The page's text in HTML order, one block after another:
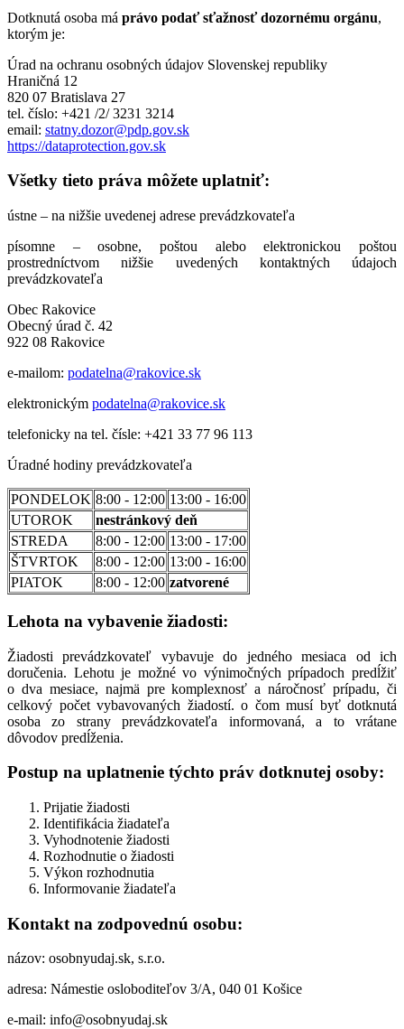
Dotknutá osoba má právo podať sťažnosť dozornému orgánu,
ktorým je:
Úrad na ochranu osobných údajov Slovenskej republiky
Hraničná 12
820 07 Bratislava 27
tel. číslo: +421 /2/ 3231 3214
email: statny.dozor@pdp.gov.sk
https://dataprotection.gov.sk
Všetky tieto práva môžete uplatniť:
ústne – na nižšie uvedenej adrese prevádzkovateľa
písomne – osobne, poštou alebo elektronickou poštou
prostredníctvom nižšie uvedených kontaktných údajoch
prevádzkovateľa
Obec Rakovice
Obecný úrad č. 42
922 08 Rakovice
e-mailom: podatelna@rakovice.sk
elektronickým podatelna@rakovice.sk
telefonicky na tel. čísle: +421 33 77 96 113
Úradné hodiny prevádzkovateľa
PONDELOK 8:00 - 12:00 13:00 - 16:00
UTOROK
nestránkový deň
STREDA
8:00 - 12:00 13:00 - 17:00
ŠTVRTOK
8:00 - 12:00 13:00 - 16:00
PIATOK
8:00 - 12:00 zatvorené
Lehota na vybavenie žiadosti:
Žiadosti prevádzkovateľ vybavuje do jedného mesiaca od ich
doručenia. Lehotu je možné vo výnimočných prípadoch predĺžiť
o dva mesiace, najmä pre komplexnosť a náročnosť prípadu, či
celkový počet vybavovaných žiadostí. o čom musí byť dotknutá
osoba zo strany prevádzkovateľa informovaná, a to vrátane
dôvodov predĺženia.
Postup na uplatnenie týchto práv dotknutej osoby:
Prijatie žiadosti
Identifikácia žiadateľa
Vyhodnotenie žiadosti
Rozhodnutie o žiadosti
Výkon rozhodnutia
Informovanie žiadateľa
Kontakt na zodpovednú osobu:
názov: osobnyudaj.sk, s.r.o.
adresa: Námestie osloboditeľov 3/A, 040 01 Košice
e-mail: info@osobnyudaj.sk